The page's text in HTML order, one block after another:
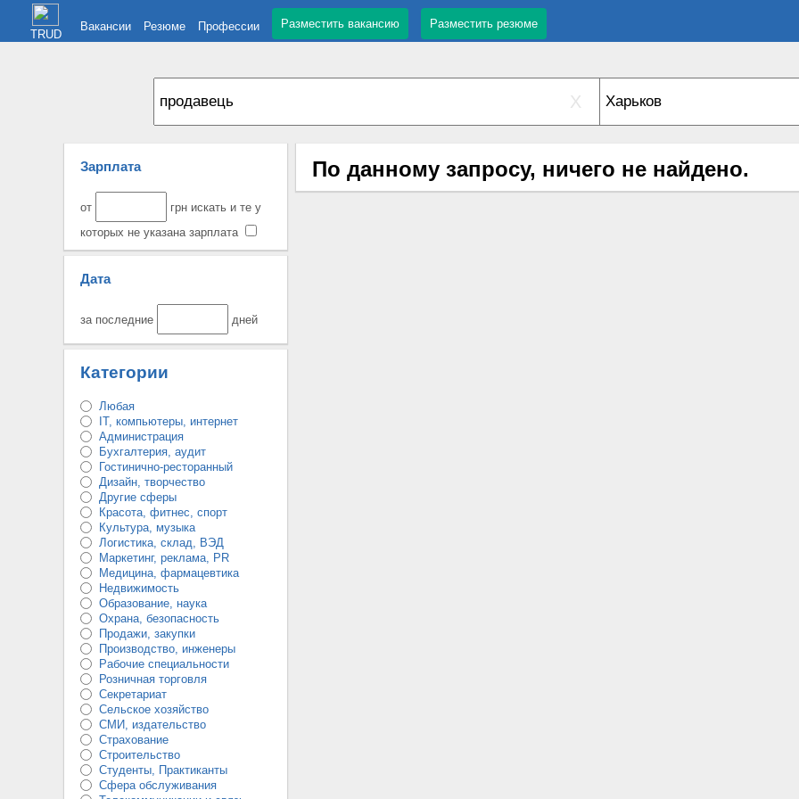
TRUD
Вакансии Резюме Профессии Разместить вакансию Разместить резюме
X
Зарплата
от
грн искать и те у
которых не указана зарплата
Дата
за последние дней
Категории
Любая
IT, компьютеры, интернет
Администрация
Бухгалтерия, аудит
Гостинично-ресторанный
Дизайн, творчество
Другие сферы
Красота, фитнес, спорт
Культура, музыка
Логистика, склад, ВЭД
Маркетинг, реклама, PR
Медицина, фармацевтика
Недвижимость
Образование, наука
Охрана, безопасность
Продажи, закупки
Производство, инженеры
Рабочие специальности
Розничная торговля
Секретариат
Сельское хозяйство
СМИ, издательство
Страхование
Строительство
Студенты, Практиканты
Сфера обслуживания
По данному запросу, ничего не найдено.